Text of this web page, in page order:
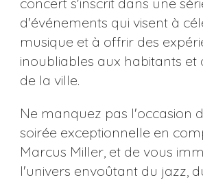
d'événements qui visent à
musique et à offrir des
inoubliables aux habitants et
de la ville.
Ne manquez pas l'occasion
soirée exceptionnelle en
Marcus Miller, et de vous
l'univers envoûtant du jazz,